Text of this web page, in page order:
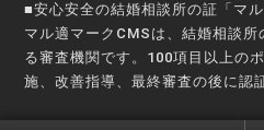
■安心安全の結婚相談所の証「マ
マル適マークCMSは、結婚相談
る審査機関です。100項目以上の
施、改善指導、最終審査の後に認